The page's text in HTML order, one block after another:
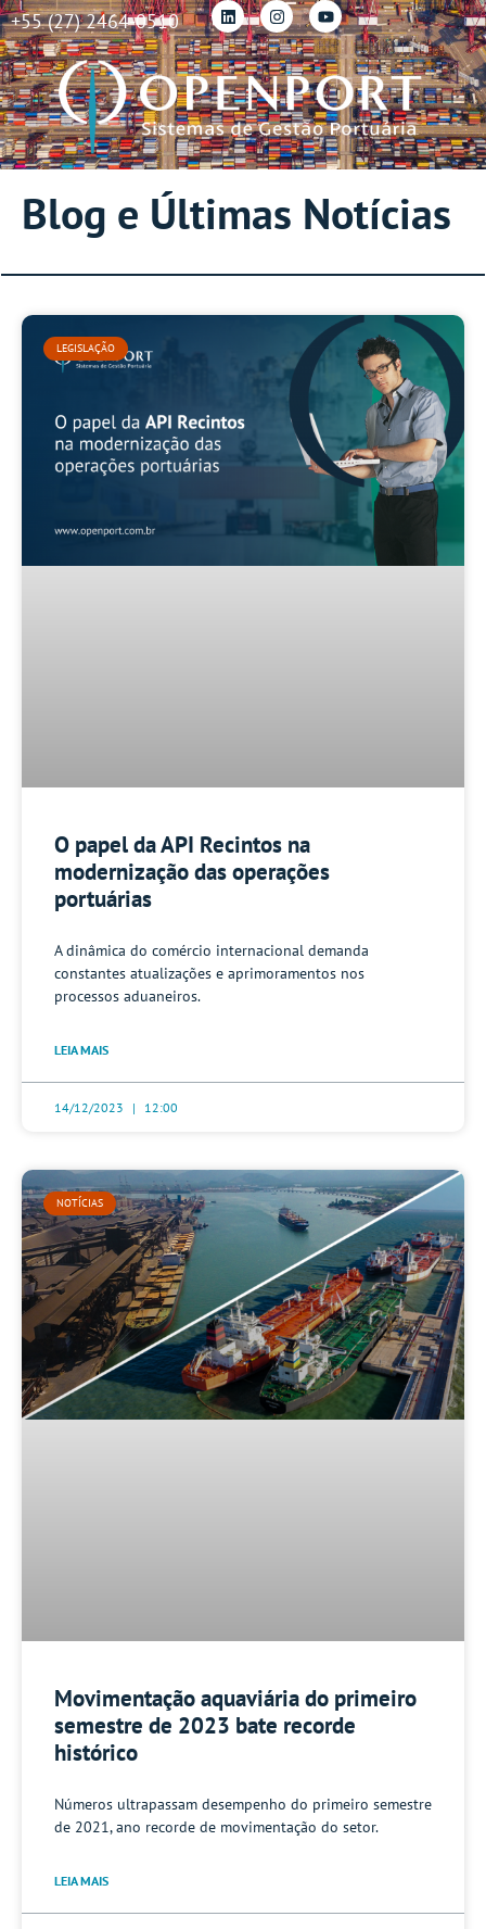
+55 (27) 2464-0510
Blog e Últimas Notícias
LEGISLAÇÃO
O papel da API Recintos na
modernização das operações
portuárias
A dinâmica do comércio internacional demanda
constantes atualizações e aprimoramentos nos
processos aduaneiros.
LEIA MAIS
14/12/2023 12:00
NOTÍCIAS
Movimentação aquaviária do primeiro
semestre de 2023 bate recorde
histórico
Números ultrapassam desempenho do primeiro semestre
de 2021, ano recorde de movimentação do setor.
LEIA MAIS